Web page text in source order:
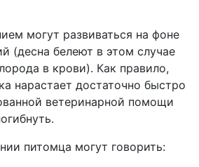
могут развиваться на фоне
(десна белеют в этом случае
в крови). Как правило,
нарастает достаточно быстро
ветеринарной помощи
питомца могут говорить: